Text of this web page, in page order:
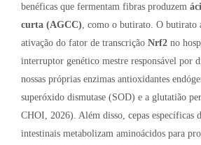
benéficas que fermentam fibras produzem
curta (AGCC) , como o butirato. O butirato
ativação do fator de transcrição Nrf2 no
interruptor genético mestre responsável por
nossas próprias enzimas antioxidantes
superóxido dismutase (SOD) e a glutatião
CHOI, 2026). Além disso, cepas específicas
intestinais metabolizam aminoácidos para